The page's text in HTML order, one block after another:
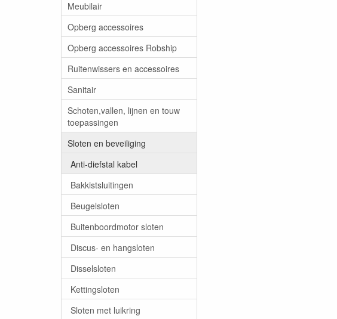
Meubilair
Opberg accessoires
Opberg accessoires Robship
Ruitenwissers en accessoires
Sanitair
Schoten,vallen, lijnen en touw
toepassingen
Sloten en beveiliging
Anti-diefstal kabel
Bakkistsluitingen
Beugelsloten
Buitenboordmotor sloten
Discus- en hangsloten
Disselsloten
Kettingsloten
Sloten met luikring